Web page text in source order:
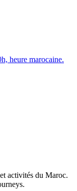
heure marocaine.
activités du Maroc.